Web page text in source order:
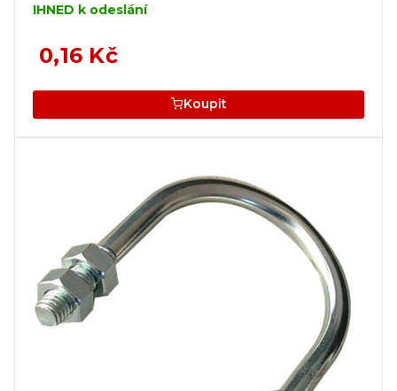
IHNED k odeslání
0,16 Kč
Koupit